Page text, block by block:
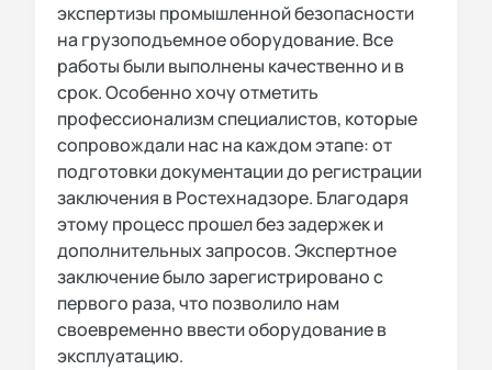
экспертизы промышленной безопасности
на грузоподъемное оборудование. Все
работы были выполнены качественно и в
срок. Особенно хочу отметить
профессионализм специалистов, которые
сопровождали нас на каждом этапе: от
подготовки документации до регистрации
заключения в Ростехнадзоре. Благодаря
этому процесс прошел без задержек и
дополнительных запросов. Экспертное
заключение было зарегистрировано с
первого раза, что позволило нам
своевременно ввести оборудование в
эксплуатацию.